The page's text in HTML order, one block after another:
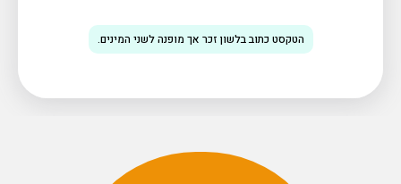
הטקסט כתוב בלשון זכר אך מופנה לשני המינים.